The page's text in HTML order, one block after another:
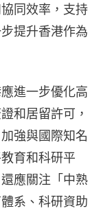
同效率，支持
提升香港作為
進一步優化高
和居留許可，
強與國際知名
育和科研平
應關注「中熟
系、科研資助